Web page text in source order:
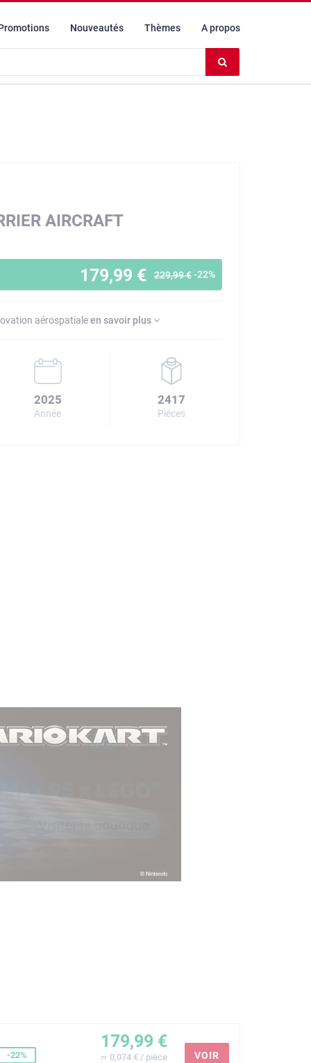
Nouveautés Thèmes A propos
le
AIRCRAFT
179,99 € 229,99 €-22%
aérospatialeen savoir plus
2025
Année
2417
Pièces
-22%
179,99 €
≃ 0,074 € / pièce VOIR